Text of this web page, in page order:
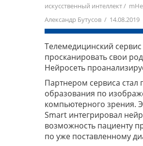
искусственный интеллект/
Александр Бутусов / 14.08.2019
Телемедицинский
просканировать свои
Нейросеть
Партнером сервиса
образования по
компьютерного зрения.
Smart интегрировал
возможность пациенту
по уже поставленному